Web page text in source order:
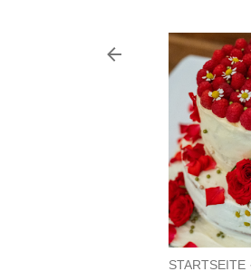
STARTSEITE